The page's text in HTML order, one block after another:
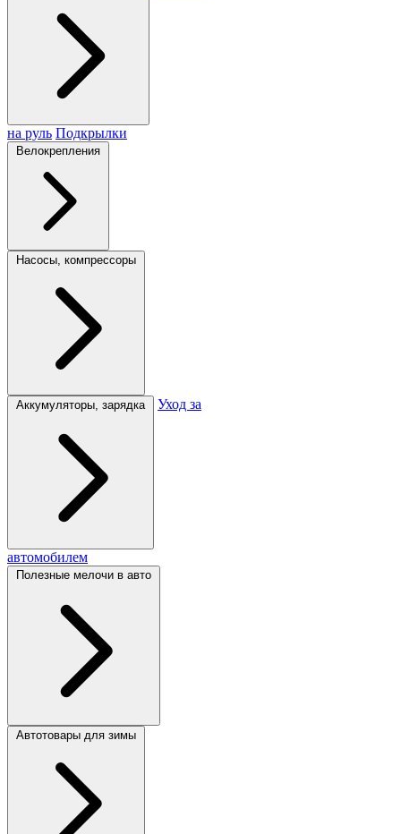
на руль Подкрылки
Велокрепления
Насосы, компрессоры
Аккумуляторы, зарядка Уход за
автомобилем
Полезные мелочи в авто
Автотовары для зимы